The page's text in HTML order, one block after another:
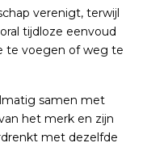
verenigt, terwijl
tijdloze eenvoud
te voegen of weg te
samen met
het merk en zijn
met dezelfde